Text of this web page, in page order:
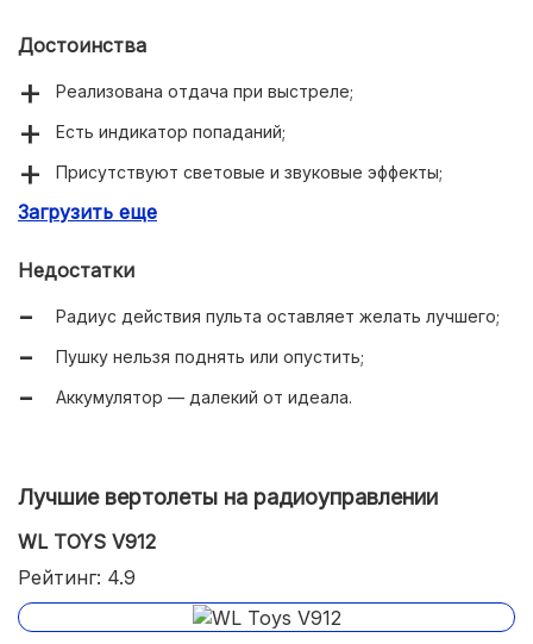
Достоинства
Реализована отдача при выстреле;
Есть индикатор попаданий;
Присутствуют световые и звуковые эффекты;
Доступна стрельба инфракрасными лучами;
Загрузить еще
Недостатки
Радиус действия пульта оставляет желать лучшего;
Пушку нельзя поднять или опустить;
Аккумулятор — далекий от идеала.
Лучшие вертолеты на радиоуправлении
WL TOYS V912
Рейтинг: 4.9